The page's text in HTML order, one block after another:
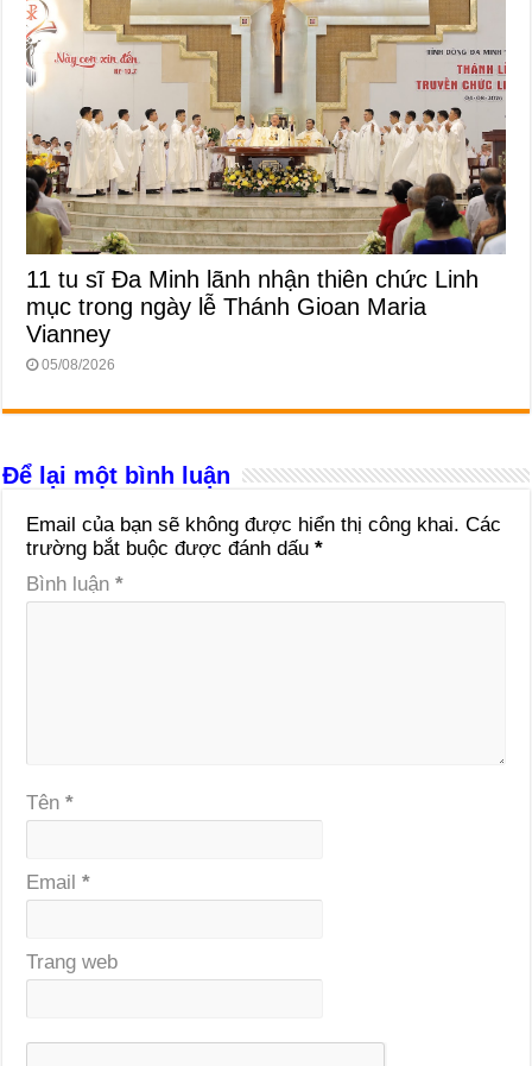
11 tu sĩ Đa Minh lãnh nhận thiên chức Linh
mục trong ngày lễ Thánh Gioan Maria
Vianney
05/08/2026
Để lại một bình luận
Email của bạn sẽ không được hiển thị công khai. Các
trường bắt buộc được đánh dấu*
Bình luận*
Tên*
Email*
Trang web